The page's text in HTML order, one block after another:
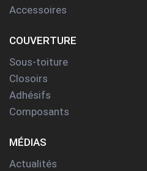
Accessoires
COUVERTURE
Sous-toiture
Closoirs
Adhésifs
Composants
MÉDIAS
Actualités